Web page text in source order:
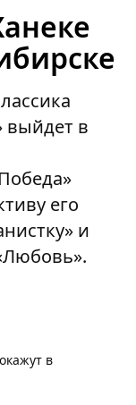
выйдет в
его
и